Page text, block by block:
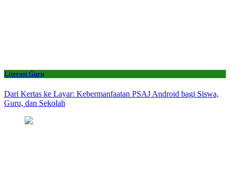
Literasi Guru
Dari Kertas ke Layar: Kebermanfaatan PSAJ Android bagi Siswa,
Guru, dan Sekolah